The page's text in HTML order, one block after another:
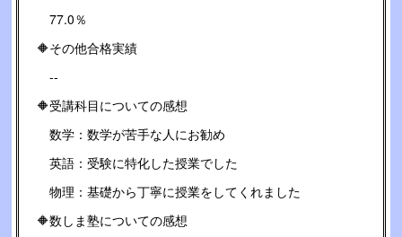
77.0％
🔶その他合格実績
--
🔶受講科目についての感想
数学：数学が苦手な人にお勧め
英語：受験に特化した授業でした
物理：基礎から丁寧に授業をしてくれました
🔶数しま塾についての感想